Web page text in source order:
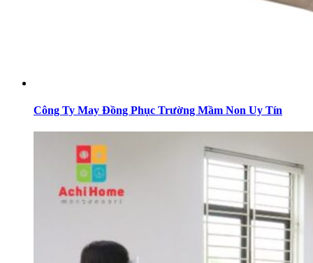
Công Ty May Đồng Phục Trường Mầm Non Uy Tín